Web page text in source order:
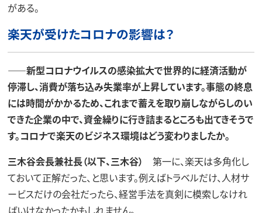
がある。
楽天が受けたコロナの影響は？
——新型コロナウイルスの感染拡大で世界的に経済活動が
停滞し、消費が落ち込み失業率が上昇しています。事態の終息
には時間がかかるため、これまで蓄えを取り崩しながらしのい
できた企業の中で、資金繰りに行き詰まるところも出てきそうで
す。コロナで楽天のビジネス環境はどう変わりましたか。
三木谷会長兼社長（以下、三木谷） 第一に、楽天は多角化し
ておいて正解だった、と思います。例えばトラベルだけ、人材サ
ービスだけの会社だったら、経営手法を真剣に模索しなけれ